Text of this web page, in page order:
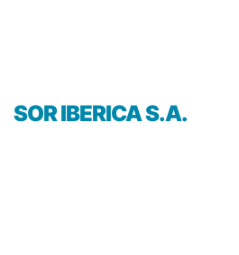
SOR IBERICA S.A.